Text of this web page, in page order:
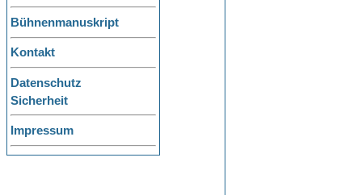
Bühnenmanuskript
Kontakt
Datenschutz
Sicherheit
Impressum